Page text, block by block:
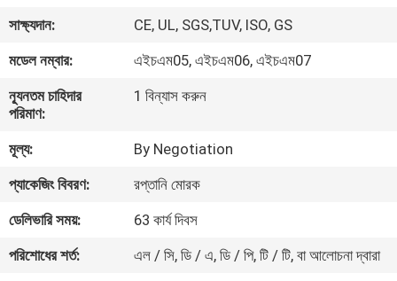
কারখানা
ভ্রমণ
নিয়ন্ত্রণ
যোগাযোগ
করুন
সাক্ষ্যদান:
CE, UL, SGS,TUV, ISO, GS
মডেল নম্বার:
এইচএম05, এইচএম06, এইচএম07
ন্যূনতম চাহিদার
পরিমাণ:
1 বিন্যাস করুন
মূল্য:
By Negotiation
প্যাকেজিং বিবরণ:
রপ্তানি মোরক
ডেলিভারি সময়:
63 কার্য দিবস
পরিশোধের শর্ত:
এল / সি, ডি / এ, ডি / পি, টি / টি, বা আলোচনা দ্বারা